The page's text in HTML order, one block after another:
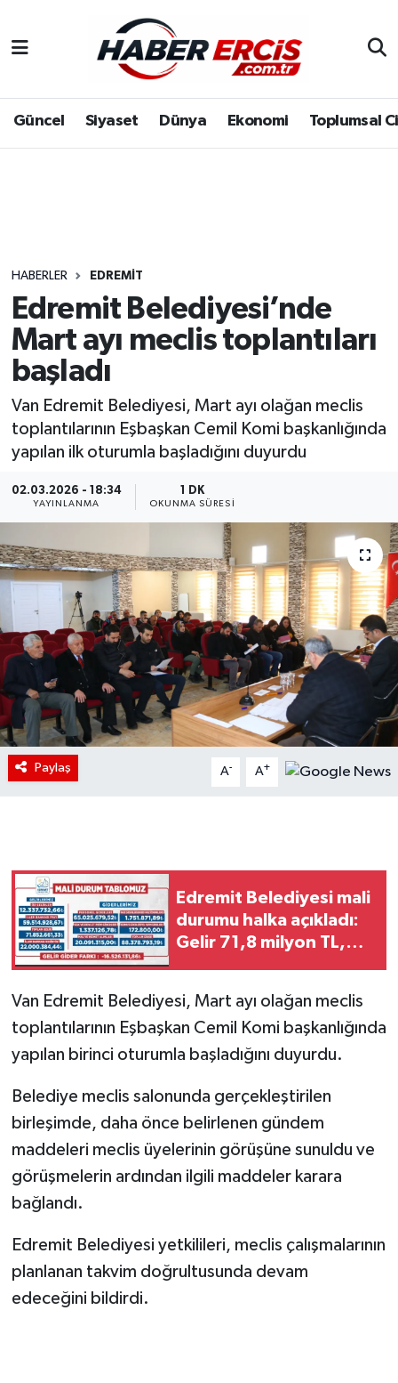
Güncel Siyaset Dünya Ekonomi Toplumsal
HABERLER EDREMIT
Edremit Belediyesi’nde
Mart ayı meclis toplantıları
başladı
Van Edremit Belediyesi, Mart ayı olağan meclis
toplantılarının Eşbaşkan Cemil Komi başkanlığında
yapılan ilk oturumla başladığını duyurdu
02.03.2026 - 18:34
YAYINLANMA
1 DK
OKUNMA SÜRESI
Paylaş A- A+
Edremit Belediyesi mali
durumu halka açıkladı:
Gelir 71,8 milyon TL,
Van Edremit Belediyesi, Mart ayı olağan meclis
toplantılarının Eşbaşkan Cemil Komi başkanlığında
yapılan birinci oturumla başladığını duyurdu.
Belediye meclis salonunda gerçekleştirilen
birleşimde, daha önce belirlenen gündem
maddeleri meclis üyelerinin görüşüne sunuldu ve
görüşmelerin ardından ilgili maddeler karara
bağlandı.
Edremit Belediyesi yetkilileri, meclis çalışmalarının
planlanan takvim doğrultusunda devam
edeceğini bildirdi.